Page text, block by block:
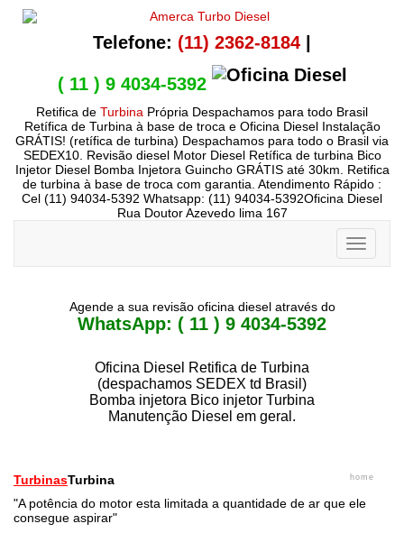
Telefone: (11) 2362-8184
( 11 ) 9 4034-5392
Retifica de Turbina Própria Despachamos para todo Brasil
Retífica de Turbina à base de troca e Oficina Diesel Instalação
GRÁTIS! (retífica de turbina) Despachamos para todo o Brasil via
SEDEX10. Revisão diesel Motor Diesel Retífica de turbina Bico
Injetor Diesel Bomba Injetora Guincho GRÁTIS até 30km. Retifica
de turbina à base de troca com garantia. Atendimento Rápido :
Cel (11) 94034-5392 Whatsapp: (11) 94034-5392Oficina Diesel
Rua Doutor Azevedo lima 167
Toggle
Agende a sua revisão oficina diesel através do
WhatsApp: ( 11 ) 9 4034-5392
Oficina Diesel Retifica de Turbina
(despachamos SEDEX td Brasil)
Bomba injetora Bico injetor Turbina
Manutenção Diesel em geral.
TurbinasTurbina home
"A potência do motor esta limitada a quantidade de ar que ele
consegue aspirar"